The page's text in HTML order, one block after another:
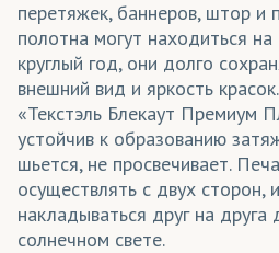
перетяжек, баннеров, штор и
полотна могут находиться
круглый год, они долго
внешний вид и яркость красок.
«Текстэль Блекаут Премиум
устойчив к образованию
шьется, не просвечивает.
осуществлять с двух сторон,
накладываться друг на
солнечном свете.